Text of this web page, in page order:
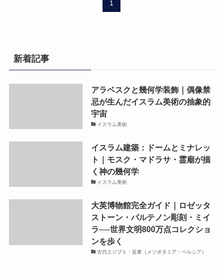
1
新着記事
アラベスクと幾何学装飾｜偶像禁
忌が生んだイスラム美術の抽象的
宇宙
イスラム美術
イスラム建築：ドームとミナレッ
ト｜モスク・マドラサ・霊廟が描
く神の幾何学
イスラム美術
大英博物館完全ガイド｜ロゼッタ
ストーン・パルテノン彫刻・ミイ
ラ──世界文明800万点コレクショ
ンを歩く
古代エジプト・近東（メソポタミア・ペルシア）